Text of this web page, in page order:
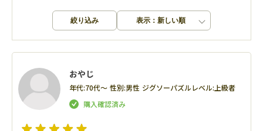
絞り込み 表示：新しい順
おやじ
年代:70代～ 性別:男性 ジグソーパズルレベル: 上級者